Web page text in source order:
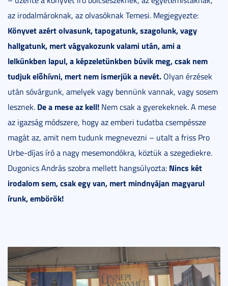
az irodalmároknak, az olvasóknak Temesi. Megjegyezte:
Könyvet azért olvasunk, tapogatunk, szagolunk, vagy
hallgatunk, mert vágyakozunk valami után, ami a
lelkünkben lapul, a képzeletünkben búvik meg, csak nem
tudjuk előhívni, mert nem ismerjük a nevét. Olyan érzések
után sóvárgunk, amelyek vagy bennünk vannak, vagy sosem
lesznek. De a mese az kell! Nem csak a gyerekeknek. A mese
az igazság módszere, hogy az emberi tudatba csempéssze
magát az, amit nem tudunk megnevezni – utalt a friss Pro
Urbe-díjas író a nagy mesemondókra, köztük a szegediekre.
Dugonics András szobra mellett hangsúlyozta: Nincs két
irodalom sem, csak egy van, mert mindnyájan magyarul
írunk, embörök!